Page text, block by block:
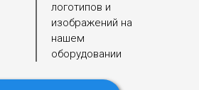
логотипов и
изображений на
нашем
оборудовании